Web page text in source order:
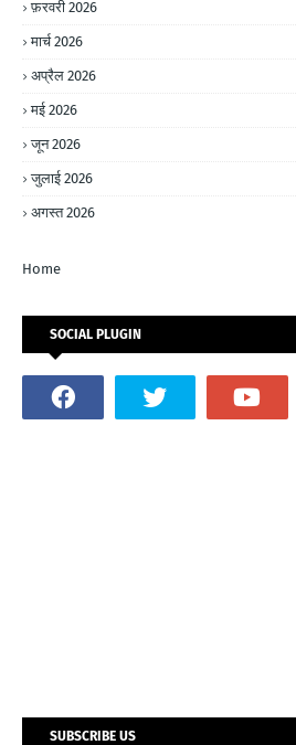
फ़रवरी 2026
मार्च 2026
अप्रैल 2026
मई 2026
जून 2026
जुलाई 2026
अगस्त 2026
Home
SOCIAL PLUGIN
SUBSCRIBE US